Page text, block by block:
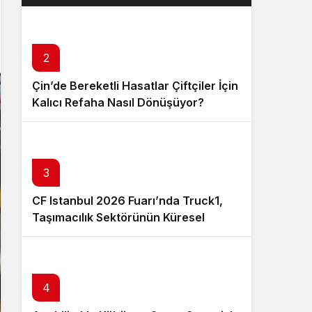
Layık Görüldü?
2
Çin’de Bereketli Hasatlar Çiftçiler İçin
Kalıcı Refaha Nasıl Dönüşüyor?
3
CF Istanbul 2026 Fuarı’nda Truck1,
Taşımacılık Sektörünün Küresel
Tedarik Zincirini Dijital Platformuyla
4